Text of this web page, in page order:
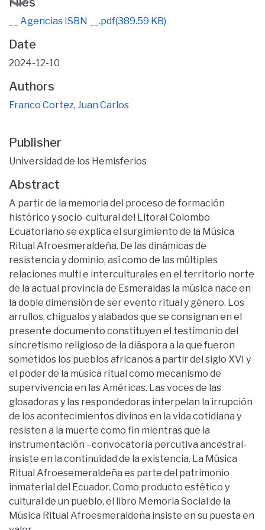
__ Agencias ISBN __.pdf(389.59 KB)
Date
2024-12-10
Authors
Franco Cortez, Juan Carlos
Publisher
Universidad de los Hemisferios
Abstract
A partir de la memoria del proceso de formación
histórico y socio-cultural del Litoral Colombo
Ecuatoriano se explica el surgimiento de la Música
Ritual Afroesmeraldeña. De las dinámicas de
resistencia y dominio, así como de las múltiples
relaciones multi e interculturales en el territorio norte
de la actual provincia de Esmeraldas la música nace en
la doble dimensión de ser evento ritual y género. Los
arrullos, chigualos y alabados que se consignan en el
presente documento constituyen el testimonio del
sincretismo religioso de la diáspora a la que fueron
sometidos los pueblos africanos a partir del siglo XVI y
el poder de la música ritual como mecanismo de
supervivencia en las Américas. Las voces de las
glosadoras y las respondedoras interpelan la irrupción
de los acontecimientos divinos en la vida cotidiana y
resisten a la muerte como fin mientras que la
instrumentación –convocatoria percutiva ancestral-
insiste en la continuidad de la existencia. La Música
Ritual Afroesemeraldeña es parte del patrimonio
inmaterial del Ecuador. Como producto estético y
cultural de un pueblo, el libro Memoria Social de la
Música Ritual Afroesmeraldeña insiste en su puesta en